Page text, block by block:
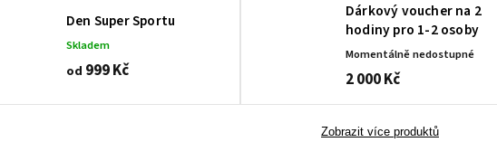
Den Super Sportu
Skladem
od 999 Kč
Dárkový voucher na 2
hodiny pro 1-2 osoby
Momentálně nedostupné
2 000 Kč
Zobrazit více produktů